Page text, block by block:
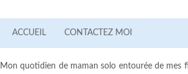
ACCUEIL CONTACTEZ MOI
Mon quotidien de maman solo entourée de mes